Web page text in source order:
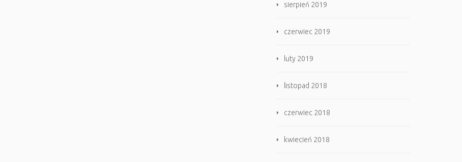
sierpień 2019
czerwiec 2019
luty 2019
listopad 2018
czerwiec 2018
kwiecień 2018